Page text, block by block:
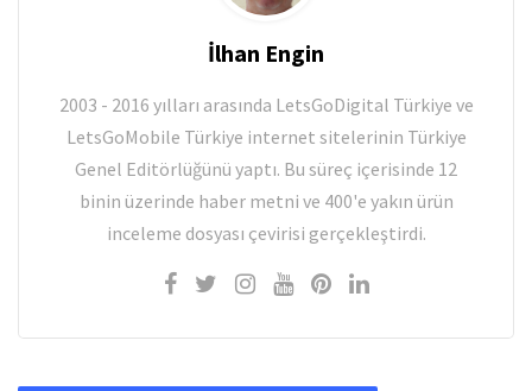
İlhan Engin
2003 - 2016 yılları arasında LetsGoDigital Türkiye ve
LetsGoMobile Türkiye internet sitelerinin Türkiye
Genel Editörlüğünü yaptı. Bu süreç içerisinde 12
binin üzerinde haber metni ve 400'e yakın ürün
inceleme dosyası çevirisi gerçekleştirdi.